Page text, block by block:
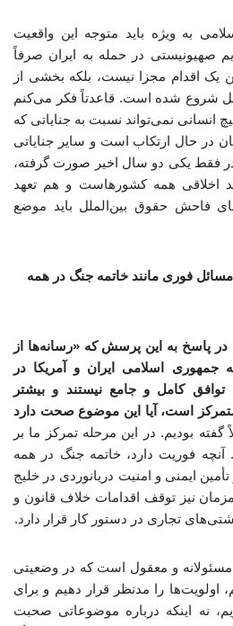
به ویژه باید متوجه این واقعیت
صهیونیستی در حمله به ایران صرفاً
یک اقدام مجزا نیست، بلکه بخشی از
شروع شده است. قاعدتاً فکر می‌کنم
نمی‌تواند نسبت به جنایاتی که
در حال ارتکاب است و سایر جنایاتی
فقط یکی دو سال اخیر صورت گرفته،
اخلاقی همه کشورهاست و هم تعهد
فاحش حقوق بین‌الملل باید موضع
مسائل فوری مانند خاتمه جنگ در همه
پاسخ به این پرسش که «رسانه‌ها از
جمهوری اسلامی ایران و آمریکا در
کامل و جامع نیستند و بیشتر
است، آیا این موضوع صحت دارد
گفته بودیم. در این مرحله تمرکز ما بر
فوریت دارد، خاتمه جنگ در همه
ایمنی و امنیت دریانوردی در خلیج
نیز توقف اقدامات خلاف قانون و
تجاری در دستور کار قرار دارد.
مسئولانه و معقول است که در وضعیتی
اولویت‌ها را مدنظر قرار دهیم و برای
نه اینکه درباره موضوعاتی صحبت